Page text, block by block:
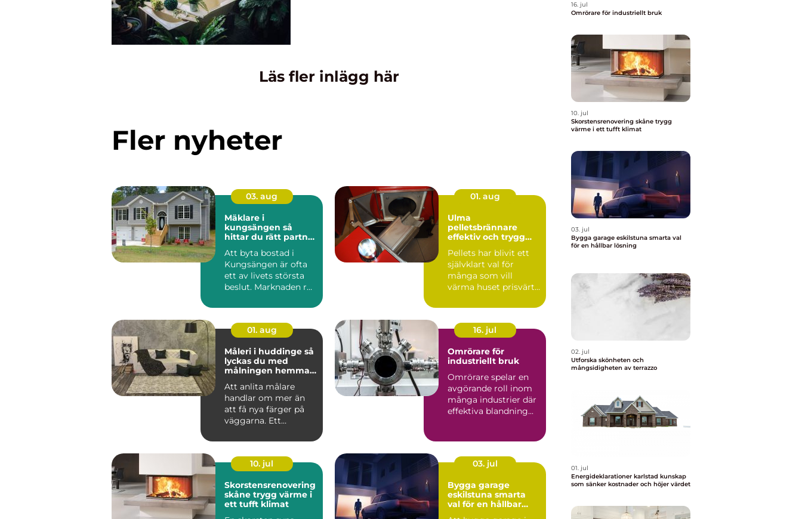
Läs fler inlägg här
Fler nyheter
03. aug
Mäklare i
kungsängen så
hittar du rätt partner
Att byta bostad i
Kungsängen är ofta
ett av livets största
beslut. Marknaden rör
01. aug
Ulma
pelletsbrännare
effektiv och trygg
Pellets har blivit ett
självklart val för
många som vill
värma huset prisvärt
d...
01. aug
Måleri i huddinge så
lyckas du med
målningen hemma
Att anlita målare
handlar om mer än
att få nya färger på
väggarna. Ett
måleriarbete skydd...
16. jul
Omrörare för
industriellt bruk
Omrörare spelar en
avgörande roll inom
många industrier där
effektiva blandning...
10. jul
Skorstensrenovering
skåne trygg värme i
ett tufft klimat
03. jul
Bygga garage
eskilstuna smarta
val för en hållbar
16. jul
Omrörare för industriellt bruk
10. jul
Skorstensrenovering skåne trygg
värme i ett tufft klimat
03. jul
Bygga garage eskilstuna smarta val
för en hållbar lösning
02. jul
Utforska skönheten och
mångsidigheten av terrazzo
01. jul
Energideklarationer karlstad kunskap
som sänker kostnader och höjer värdet